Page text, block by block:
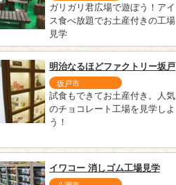
ガリガリ君広場で遊ぼう！アイ
ス食べ放題でお土産付きの工場
見学
明治なるほどファクトリー坂戸
坂戸市
試食もできてお土産付き。人気
のチョコレート工場を見学しよ
う！
イワコー 消しゴム工場見学